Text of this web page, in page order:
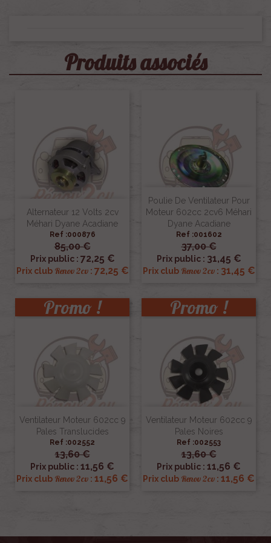
Produits associés
Alternateur 12 Volts 2cv
Méhari Dyane Acadiane
Ref :000876
85,00 €
Prix public : 72,25 €
Prix club Renov 2cv: 72,25 €
Poulie De Ventilateur Pour
Moteur 602cc 2cv6 Méhari
Dyane Acadiane
Ref :001602
37,00 €
Prix public : 31,45 €
Prix club Renov 2cv: 31,45 €
Ventilateur Moteur 602cc 9
Pales Translucides
Ref :002552
13,60 €
Prix public : 11,56 €
Prix club Renov 2cv : 11,56 €
Promo !
Ventilateur Moteur 602cc 9
Pales Noires
Ref :002553
13,60 €
Prix public : 11,56 €
Prix club Renov 2cv : 11,56 €
Promo !